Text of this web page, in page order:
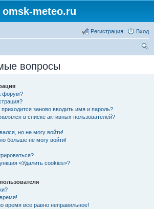
omsk-meteo.ru
Вход
Регистрация
вопросы
форум?
заново вводить имя и пароль?
в списке активных пользователей?
но не могу войти!
больше не могу войти!
«Удалить cookies»?
время все равно неправильное!